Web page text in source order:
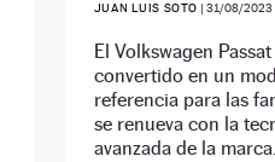
JUAN LUIS SOTO | 31/08/2023
El Volkswagen
convertido en un
referencia para las
se renueva con la
avanzada de la marca.